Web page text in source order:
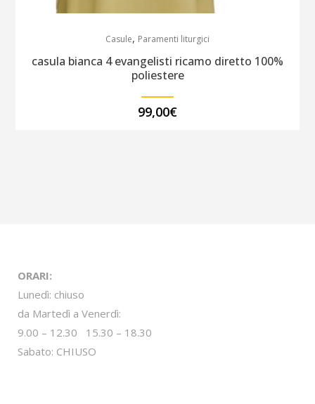
Casule, Paramenti liturgici
casula bianca 4 evangelisti ricamo diretto 100%
poliestere
99,00€
ORARI:
Lunedì: chiuso
da Martedì a Venerdì:
9.00 – 12.30 15.30 – 18.30
Sabato: CHIUSO